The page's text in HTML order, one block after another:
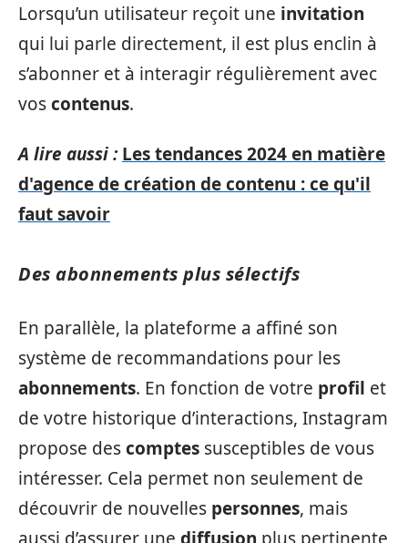
Lorsqu’un utilisateur reçoit une invitation
qui lui parle directement, il est plus enclin à
s’abonner et à interagir régulièrement avec
voscontenus.
A lire aussi : Les tendances 2024 en matière
d'agence de création de contenu : ce qu'il
faut savoir
Des abonnements plus sélectifs
En parallèle, la plateforme a affiné son
système de recommandations pour les
abonnements. En fonction de votre profil et
de votre historique d’interactions, Instagram
propose descomptes susceptibles de vous
intéresser. Cela permet non seulement de
découvrir de nouvelles personnes, mais
aussi d’assurer une diffusion plus pertinente